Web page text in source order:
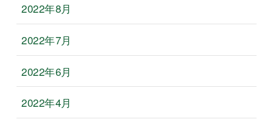
2022年8月
2022年7月
2022年6月
2022年4月